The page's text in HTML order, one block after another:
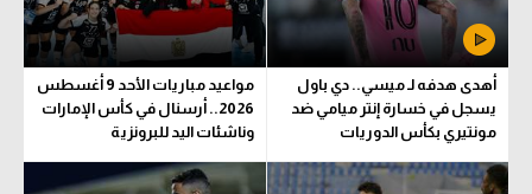
أهدى هدفه لـ ميسي.. دي باول
يسجل في خسارة إنتر ميامي ضد
مونتيري بكأس الدوريات
مواعيد مباريات الأحد 9 أغسطس
2026.. أرسنال في كأس الإمارات
وناشئات اليد للبرونزية